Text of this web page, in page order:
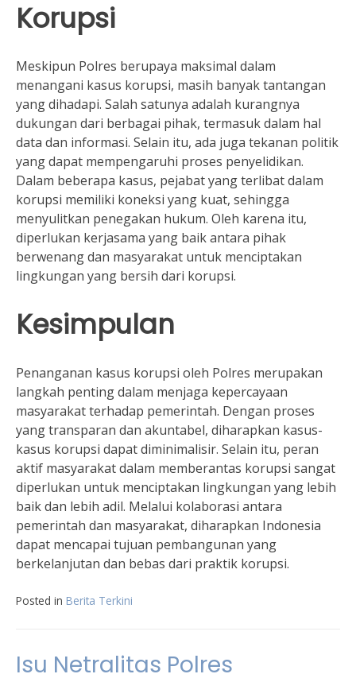
Korupsi
Meskipun Polres berupaya maksimal dalam
menangani kasus korupsi, masih banyak tantangan
yang dihadapi. Salah satunya adalah kurangnya
dukungan dari berbagai pihak, termasuk dalam hal
data dan informasi. Selain itu, ada juga tekanan politik
yang dapat mempengaruhi proses penyelidikan.
Dalam beberapa kasus, pejabat yang terlibat dalam
korupsi memiliki koneksi yang kuat, sehingga
menyulitkan penegakan hukum. Oleh karena itu,
diperlukan kerjasama yang baik antara pihak
berwenang dan masyarakat untuk menciptakan
lingkungan yang bersih dari korupsi.
Kesimpulan
Penanganan kasus korupsi oleh Polres merupakan
langkah penting dalam menjaga kepercayaan
masyarakat terhadap pemerintah. Dengan proses
yang transparan dan akuntabel, diharapkan kasus-
kasus korupsi dapat diminimalisir. Selain itu, peran
aktif masyarakat dalam memberantas korupsi sangat
diperlukan untuk menciptakan lingkungan yang lebih
baik dan lebih adil. Melalui kolaborasi antara
pemerintah dan masyarakat, diharapkan Indonesia
dapat mencapai tujuan pembangunan yang
berkelanjutan dan bebas dari praktik korupsi.
Posted in Berita Terkini
Isu Netralitas Polres